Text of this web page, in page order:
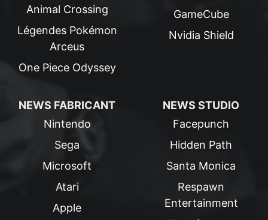
Animal Crossing
Légendes Pokémon
Arceus
One Piece Odyssey
GameCube
Nvidia Shield
NEWS FABRICANT
Nintendo
Sega
Microsoft
Atari
Apple
NEWS STUDIO
Facepunch
Hidden Path
Santa Monica
Respawn
Entertainment